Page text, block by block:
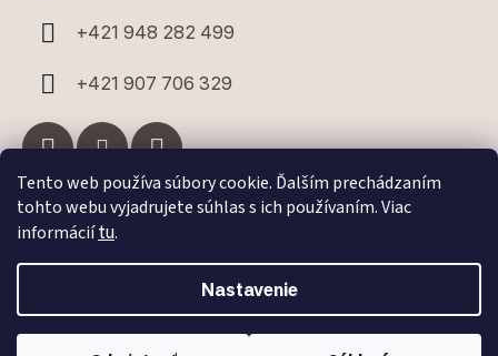
Tento web používa súbory cookie. Ďalším prechádzaním
tohto webu vyjadrujete súhlas s ich používaním. Viac
informáciítu.
Nastavenie
+421 948 282 499
+421 907 706 329
Facebook